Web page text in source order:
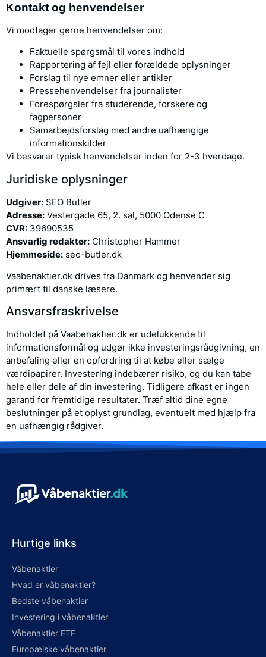
Kontakt og henvendelser
Vi modtager gerne henvendelser om:
Faktuelle spørgsmål til vores indhold
Rapportering af fejl eller forældede oplysninger
Forslag til nye emner eller artikler
Pressehenvendelser fra journalister
Forespørgsler fra studerende, forskere og
fagpersoner
Samarbejdsforslag med andre uafhængige
informationskilder
Vi besvarer typisk henvendelser inden for 2-3 hverdage.
Juridiske oplysninger
Udgiver: SEO Butler
Adresse: Vestergade 65, 2. sal, 5000 Odense C
CVR: 39690535
Ansvarlig redaktør: Christopher Hammer
Hjemmeside: seo-butler.dk
Vaabenaktier.dk drives fra Danmark og henvender sig
primært til danske læsere.
Ansvarsfraskrivelse
Indholdet på Vaabenaktier.dk er udelukkende til
informationsformål og udgør ikke investeringsrådgivning, en
anbefaling eller en opfordring til at købe eller sælge
værdipapirer. Investering indebærer risiko, og du kan tabe
hele eller dele af din investering. Tidligere afkast er ingen
garanti for fremtidige resultater. Træf altid dine egne
beslutninger på et oplyst grundlag, eventuelt med hjælp fra
en uafhængig rådgiver.
Hurtige links
Våbenaktier
Hvad er våbenaktier?
Bedste våbenaktier
Investering i våbenaktier
Våbenaktier ETF
Europæiske våbenaktier